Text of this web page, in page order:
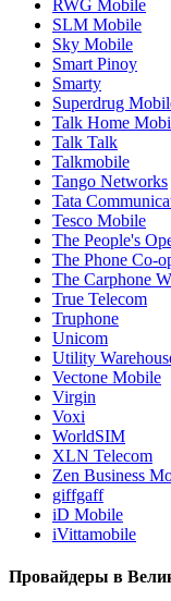
RWG Mobile
SLM Mobile
Sky Mobile
Smart Pinoy
Smarty
Superdrug
Talk Home
Talk Talk
Talkmobile
Tango Networks
Tata
Tesco Mobile
The People's
The Phone Co-
The Carphone
True Telecom
Truphone
Unicom
Utility
Vectone Mobile
Virgin
Voxi
WorldSIM
XLN Telecom
Zen Business
giffgaff
iD Mobile
iVittamobile
Провайдеры в